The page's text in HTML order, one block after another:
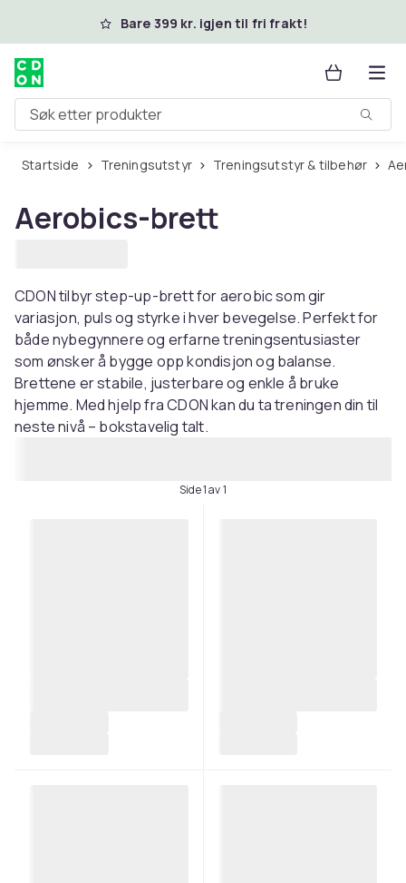
Hopp til hovedinnholdBare 399 kr. igjen til fri frakt!
Søk etter produkter
Startside Treningsutstyr Treningsutstyr & tilbehør
Aerobics-brett
CDON tilbyr step-up-brett for aerobic som gir
variasjon, puls og styrke i hver bevegelse. Perfekt for
både nybegynnere og erfarne treningsentusiaster
som ønsker å bygge opp kondisjon og balanse.
Brettene er stabile, justerbare og enkle å bruke
hjemme. Med hjelp fra CDON kan du ta treningen din til
neste nivå – bokstavelig talt.
Side 1 av 1